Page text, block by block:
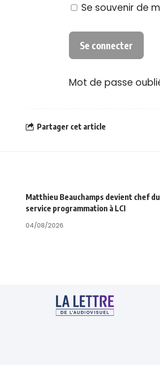
Se souvenir de
Mot de passe
Partager cet article
Matthieu Beauchamps devient chef du
service programmation à LCI
04/08/2026